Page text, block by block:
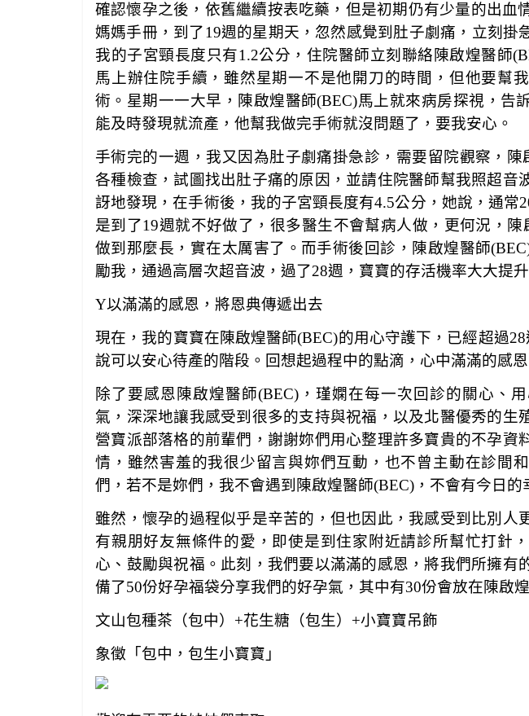
確認懷孕之後，依舊繼續按表吃藥，但是初期仍有少量的出血
媽媽手冊，到了19週的星期天，忽然感覺到肚子劇痛，立刻掛
我的子宮頸長度只有1.2公分，住院醫師立刻聯絡陳啟煌醫師
馬上辦住院手續，雖然星期一不是他開刀的時間，但他要幫
術。星期一一大早，陳啟煌醫師(BEC)馬上就來病房探視，告
能及時發現就流產，他幫我做完手術就沒問題了，要我安心。
手術完的一週，我又因為肚子劇痛掛急診，需要留院觀察，陳
各種檢查，試圖找出肚子痛的原因，並請住院醫師幫我照超音
訝地發現，在手術後，我的子宮頸長度有4.5公分，她說，通常
是到了19週就不好做了，很多醫生不會幫病人做，更何況，陳
做到那麼長，實在太厲害了。而手術後回診，陳啟煌醫師
勵我，通過高層次超音波，過了28週，寶寶的存活機率大大提
Y以滿滿的感恩，將恩典傳遞出去
現在，我的寶寶在陳啟煌醫師(BEC)的用心守護下，已經超過28
說可以安心待產的階段。回想起過程中的點滴，心中滿滿的感恩
除了要感恩陳啟煌醫師(BEC)，瑾嫻在每一次回診的關心、
氣，深深地讓我感受到很多的支持與祝福，以及北醫優秀的生
營寶派部落格的前輩們，謝謝妳們用心整理許多寶貴的不孕資
情，雖然害羞的我很少留言與妳們互動，也不曾主動在診間
們，若不是妳們，我不會遇到陳啟煌醫師(BEC)，不會有今日的
雖然，懷孕的過程似乎是辛苦的，但也因此，我感受到比別人
有親朋好友無條件的愛，即使是到住家附近請診所幫忙打針
心、鼓勵與祝福。此刻，我們要以滿滿的感恩，將我們所擁有
備了50份好孕福袋分享我們的好孕氣，其中有30份會放在陳啟
文山包種茶（包中） +花生糖（包生） +小寶寶吊飾
象徵「包中，包生小寶寶」